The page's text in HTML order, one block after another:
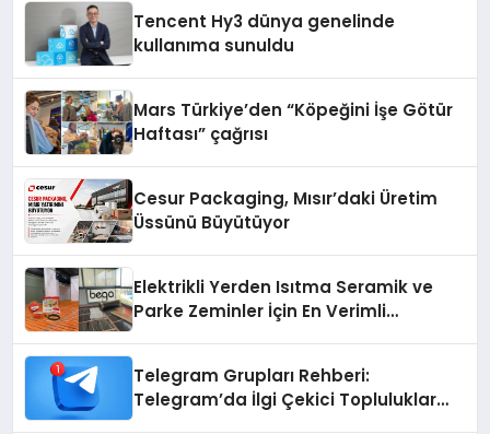
Tencent Hy3 dünya genelinde
kullanıma sunuldu
Mars Türkiye’den “Köpeğini İşe Götür
Haftası” çağrısı
Cesur Packaging, Mısır’daki Üretim
Üssünü Büyütüyor
Elektrikli Yerden Isıtma Seramik ve
Parke Zeminler İçin En Verimli
Telegram Grupları Rehberi:
Telegram’da İlgi Çekici Topluluklar